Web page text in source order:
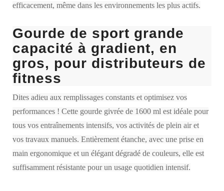
efficacement, même dans les environnements les plus actifs.
Gourde de sport grande
capacité à gradient, en
gros, pour distributeurs de
fitness
Dites adieu aux remplissages constants et optimisez vos
performances ! Cette gourde givrée de 1600 ml est idéale pour
tous vos entraînements intensifs, vos activités de plein air et
vos travaux manuels. Entièrement étanche, avec une prise en
main ergonomique et un élégant dégradé de couleurs, elle est
suffisamment résistante pour un usage quotidien intensif.